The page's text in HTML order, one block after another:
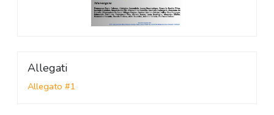
Allegati
Allegato #1